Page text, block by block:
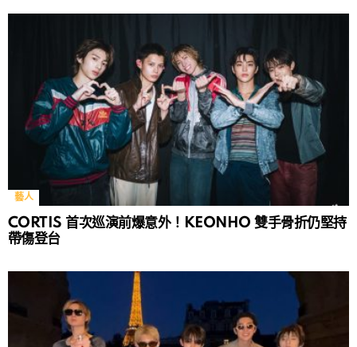
藝人
CORTIS 首次巡演前爆意外！KEONHO 雙手骨折仍堅持
帶傷登台